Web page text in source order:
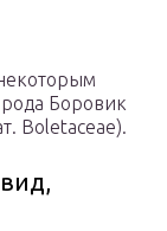
Боровик
Boletaceae).